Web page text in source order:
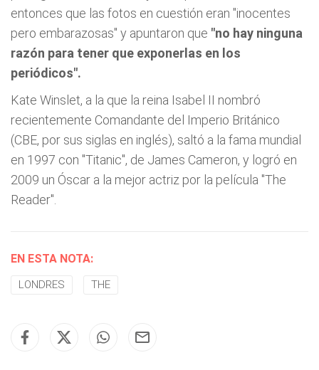
entonces que las fotos en cuestión eran "inocentes
pero embarazosas" y apuntaron que "no hay ninguna
razón para tener que exponerlas en los
periódicos".
Kate Winslet, a la que la reina Isabel II nombró
recientemente Comandante del Imperio Británico
(CBE, por sus siglas en inglés), saltó a la fama mundial
en 1997 con "Titanic", de James Cameron, y logró en
2009 un Óscar a la mejor actriz por la película "The
Reader".
EN ESTA NOTA:
LONDRES THE